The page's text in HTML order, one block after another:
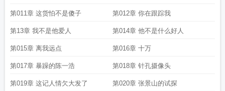
第011章 这货怕不是傻子 第012章 你在跟踪我
第13章 我不是他爱人 第014章 他不是什么好人
第015章 离我远点 第016章 十万
第017章 暴躁的陈一浩 第018章 针孔摄像头
第019章 这记人情欠大发了 第020章 张景山的试探